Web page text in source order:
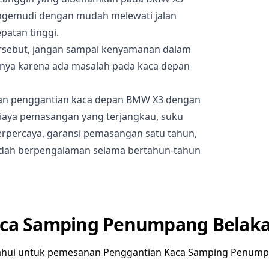
dengan mudah melewati jalan
tinggi.
jangan sampai kenyamanan dalam
karena ada masalah pada kaca depan
penggantian kaca depan BMW X3 dengan
pemasangan yang terjangkau, suku
garansi pemasangan satu tahun,
berpengalaman selama bertahun-tahun
Samping Penumpang
untuk pemesanan Penggantian Kaca Samping